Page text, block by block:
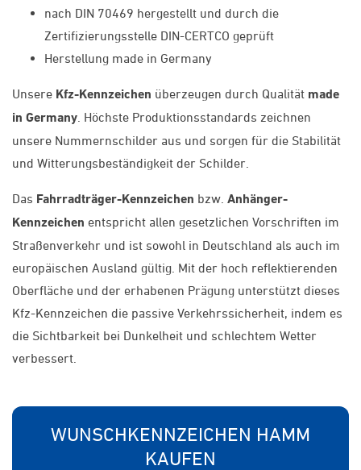
nach DIN 70469 hergestellt und durch die
Zertifizierungsstelle DIN-CERTCO geprüft
Herstellung made in Germany
Unsere Kfz-Kennzeichen überzeugen durch Qualität made
in Germany . Höchste Produktionsstandards zeichnen
unsere Nummernschilder aus und sorgen für die Stabilität
und Witterungsbeständigkeit der Schilder.
Das Fahrradträger-Kennzeichen bzw. Anhänger-
Kennzeichen entspricht allen gesetzlichen Vorschriften im
Straßenverkehr und ist sowohl in Deutschland als auch im
europäischen Ausland gültig. Mit der hoch reflektierenden
Oberfläche und der erhabenen Prägung unterstützt dieses
Kfz-Kennzeichen die passive Verkehrssicherheit, indem es
die Sichtbarkeit bei Dunkelheit und schlechtem Wetter
verbessert.
WUNSCHKENNZEICHEN HAMM
KAUFEN